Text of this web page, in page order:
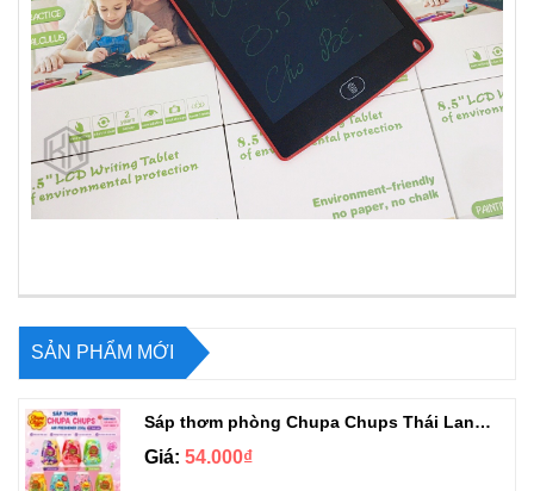
SẢN PHẨM MỚI
Sáp thơm phòng Chupa Chups Thái Lan 230g
Giá: 54.000₫